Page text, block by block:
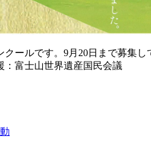
ールです。9月20日まで募集
富士山世界遺産国民会議